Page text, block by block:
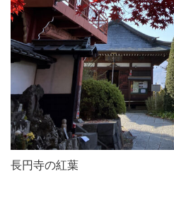
長円寺の紅葉